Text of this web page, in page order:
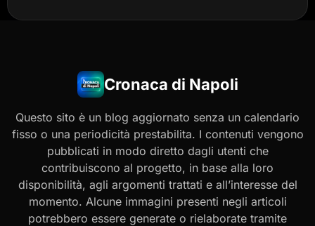
Cronaca di Napoli
Questo sito è un blog aggiornato senza un calendario
fisso o una periodicità prestabilita. I contenuti vengono
pubblicati in modo diretto dagli utenti che
contribuiscono al progetto, in base alla loro
disponibilità, agli argomenti trattati e all’interesse del
momento. Alcune immagini presenti negli articoli
potrebbero essere generate o rielaborate tramite